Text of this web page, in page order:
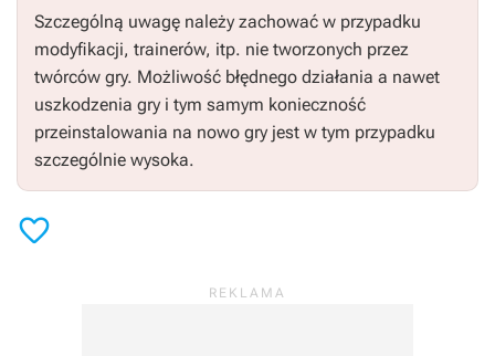
Szczególną uwagę należy zachować w przypadku
modyfikacji, trainerów, itp. nie tworzonych przez
twórców gry. Możliwość błędnego działania a nawet
uszkodzenia gry i tym samym konieczność
przeinstalowania na nowo gry jest w tym przypadku
szczególnie wysoka.
